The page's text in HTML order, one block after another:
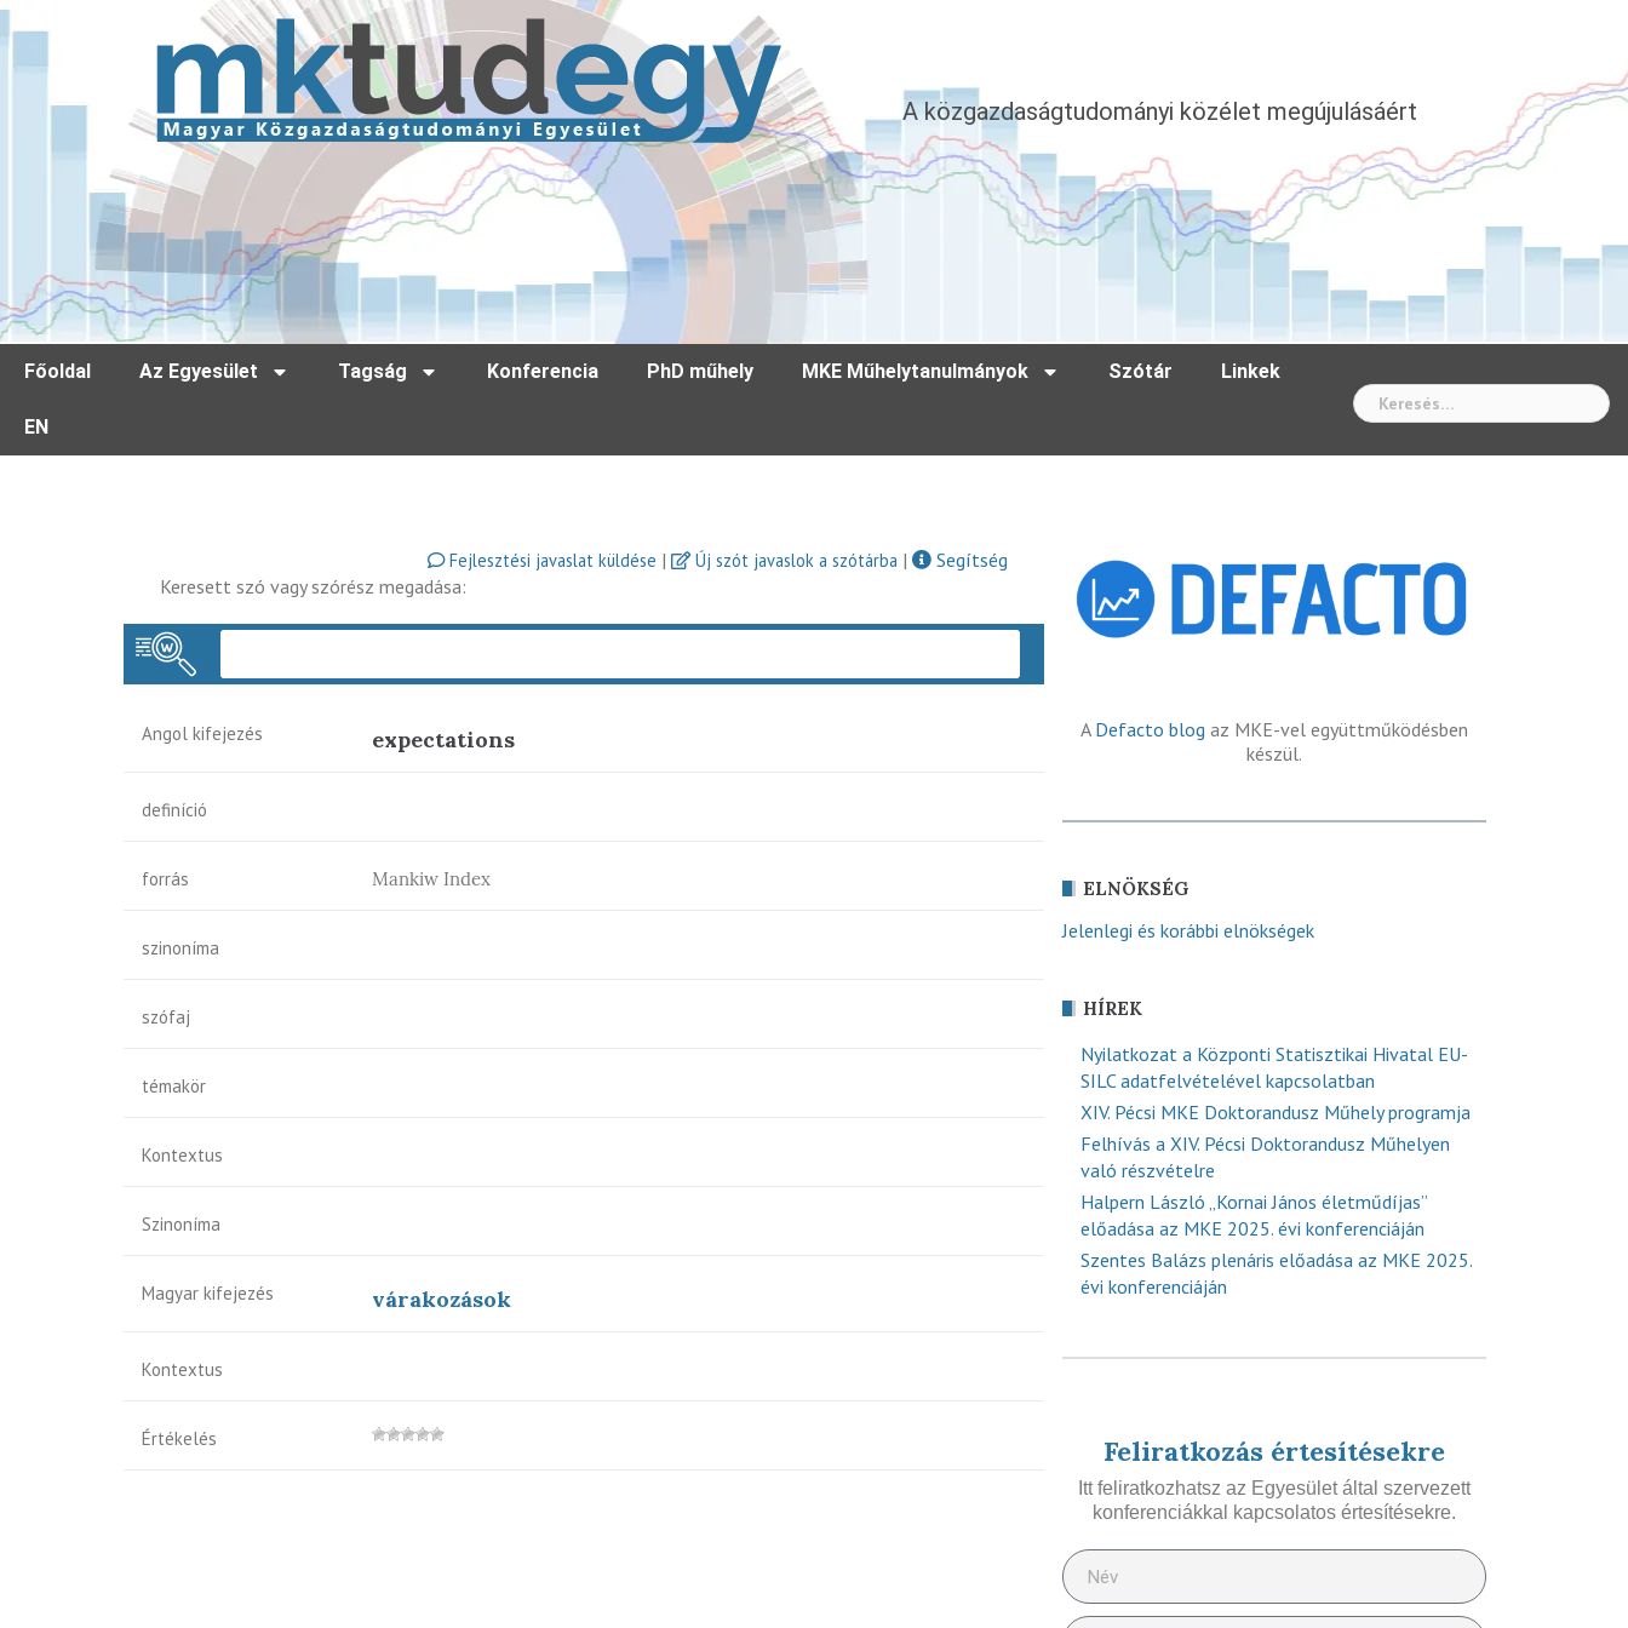
A közgazdaságtudományi közélet megújulásáért
Főoldal Az Egyesület Tagság Konferencia PhD műhely MKE Műhelytanulmányok Szótár Linkek
EN
Fejlesztési javaslat küldése | Új szót javaslok a szótárba |
Segítség
Keresett szó vagy szórész megadása:
Angol kifejezés expectations
definíció
forrás Mankiw Index
szinoníma
szófaj
témakör
Kontextus
Szinoníma
Magyar kifejezés várakozások
Kontextus
Értékelés
A Defacto blog az MKE-vel együttműködésben
készül.
ELNÖKSÉG
Jelenlegi és korábbi elnökségek
HÍREK
Nyilatkozat a Központi Statisztikai Hivatal EU-
SILC adatfelvételével kapcsolatban
XIV. Pécsi MKE Doktorandusz Műhely programja
Felhívás a XIV. Pécsi Doktorandusz Műhelyen
való részvételre
Halpern László „Kornai János életműdíjas”
előadása az MKE 2025. évi konferenciáján
Szentes Balázs plenáris előadása az MKE 2025.
évi konferenciáján
Feliratkozás értesítésekre
Itt feliratkozhatsz az Egyesület által szervezett
konferenciákkal kapcsolatos értesítésekre.